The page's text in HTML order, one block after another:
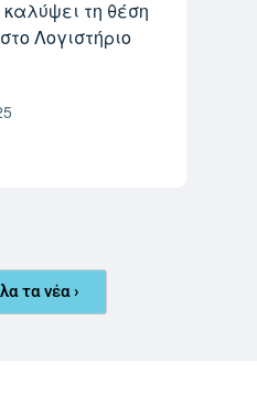
τη θέση
Λογιστήριο
τα νέα ›